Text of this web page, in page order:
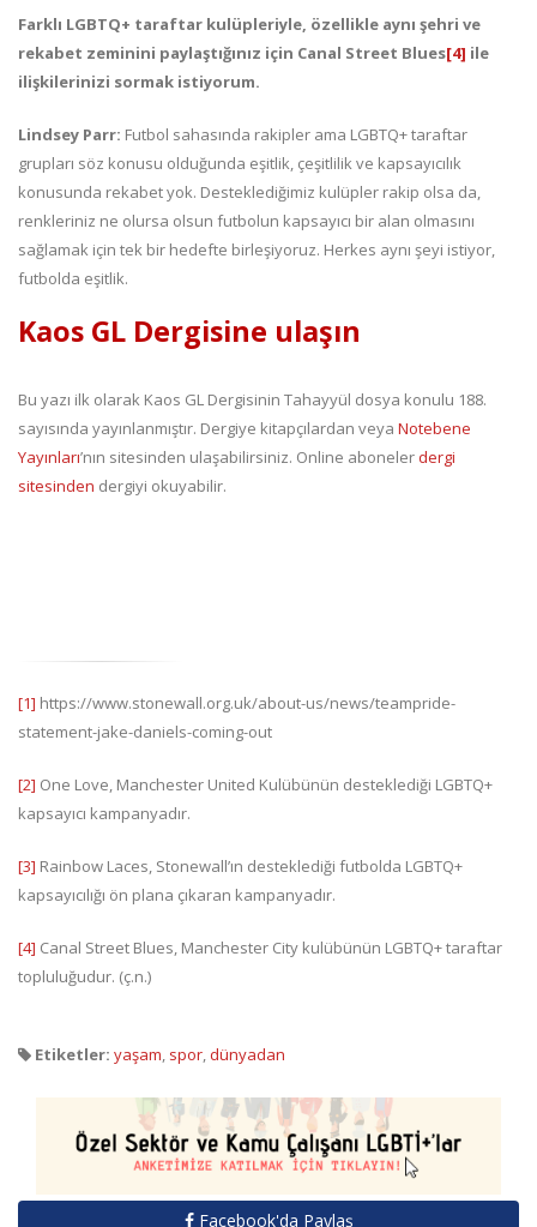
Farklı LGBTQ+ taraftar kulüpleriyle, özellikle aynı şehri ve
rekabet zeminini paylaştığınız için Canal Street Blues[4] ile
ilişkilerinizi sormak istiyorum.
Lindsey Parr: Futbol sahasında rakipler ama LGBTQ+ taraftar
grupları söz konusu olduğunda eşitlik, çeşitlilik ve kapsayıcılık
konusunda rekabet yok. Desteklediğimiz kulüpler rakip olsa da,
renkleriniz ne olursa olsun futbolun kapsayıcı bir alan olmasını
sağlamak için tek bir hedefte birleşiyoruz. Herkes aynı şeyi istiyor,
futbolda eşitlik.
Kaos GL Dergisine ulaşın
Bu yazı ilk olarak Kaos GL Dergisinin Tahayyül dosya konulu 188.
sayısında yayınlanmıştır. Dergiye kitapçılardan veya Notebene
Yayınları’nın sitesinden ulaşabilirsiniz. Online abonelerdergi
sitesinden dergiyi okuyabilir.
[1] https://www.stonewall.org.uk/about-us/news/teampride-
statement-jake-daniels-coming-out
[2] One Love, Manchester United Kulübünün desteklediği LGBTQ+
kapsayıcı kampanyadır.
[3] Rainbow Laces, Stonewall’ın desteklediği futbolda LGBTQ+
kapsayıcılığı ön plana çıkaran kampanyadır.
[4] Canal Street Blues, Manchester City kulübünün LGBTQ+ taraftar
topluluğudur. (ç.n.)
Etiketler: yaşam, spor,dünyadan
Facebook'da Paylaş